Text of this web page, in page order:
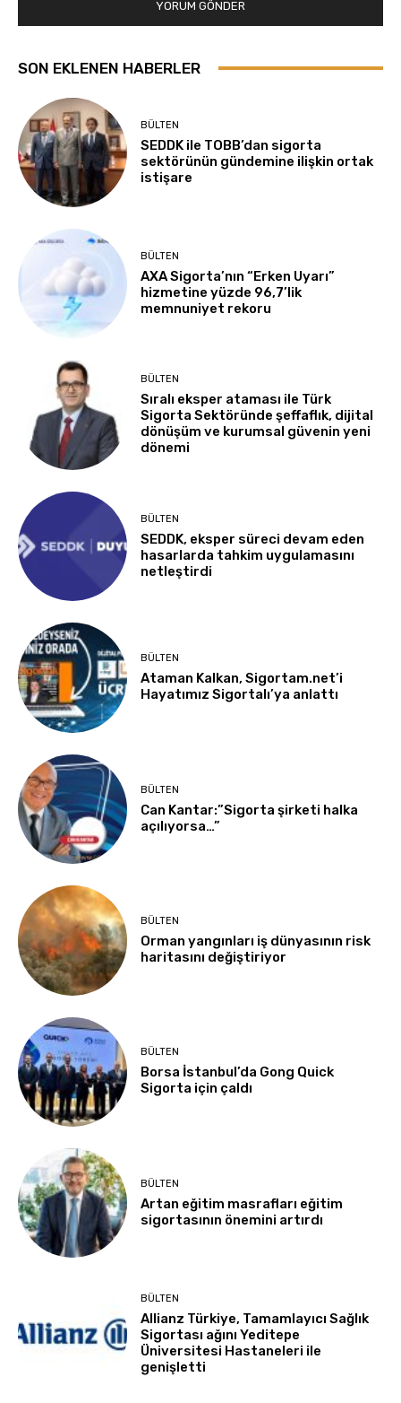
SON EKLENEN HABERLER
BÜLTEN
SEDDK ile TOBB’dan sigorta
sektörünün gündemine ilişkin ortak
istişare
BÜLTEN
AXA Sigorta’nın “Erken Uyarı”
hizmetine yüzde 96,7’lik
memnuniyet rekoru
BÜLTEN
Sıralı eksper ataması ile Türk
Sigorta Sektöründe şeffaflık, dijital
dönüşüm ve kurumsal güvenin yeni
dönemi
BÜLTEN
SEDDK, eksper süreci devam eden
hasarlarda tahkim uygulamasını
netleştirdi
BÜLTEN
Ataman Kalkan, Sigortam.net’i
Hayatımız Sigortalı’ya anlattı
BÜLTEN
Can Kantar:”Sigorta şirketi halka
açılıyorsa…”
BÜLTEN
Orman yangınları iş dünyasının risk
haritasını değiştiriyor
BÜLTEN
Borsa İstanbul’da Gong Quick
Sigorta için çaldı
BÜLTEN
Artan eğitim masrafları eğitim
sigortasının önemini artırdı
BÜLTEN
Allianz Türkiye, Tamamlayıcı Sağlık
Sigortası ağını Yeditepe
Üniversitesi Hastaneleri ile
genişletti